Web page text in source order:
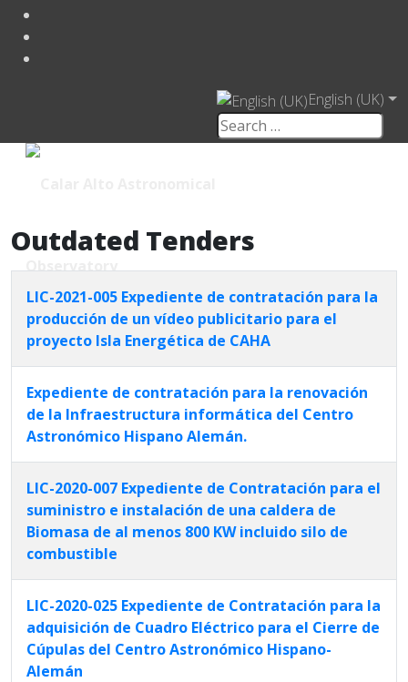
English (UK)
Outdated Tenders
LIC-2021-005 Expediente de contratación para la
producción de un vídeo publicitario para el
proyecto Isla Energética de CAHA
Expediente de contratación para la renovación
de la Infraestructura informática del Centro
Astronómico Hispano Alemán.
LIC-2020-007 Expediente de Contratación para el
suministro e instalación de una caldera de
Biomasa de al menos 800 KW incluido silo de
combustible
LIC-2020-025 Expediente de Contratación para la
adquisición de Cuadro Eléctrico para el Cierre de
Cúpulas del Centro Astronómico Hispano-
Alemán